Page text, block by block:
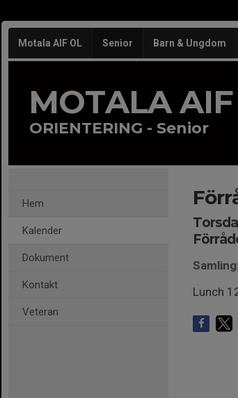
Motala AIF OL Senior Barn & Ungdom
MOTALA AIF
ORIENTERING - Senior
Hem
Kalender
Dokument
Kontakt
Veteran
Lunch